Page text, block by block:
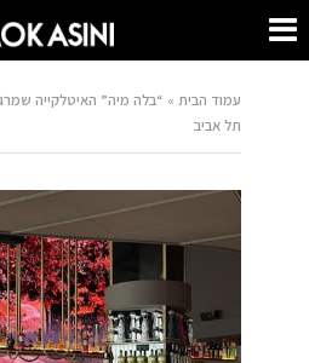
עמוד הבית » “בלה מיה” האיטלקייה
תל אביב